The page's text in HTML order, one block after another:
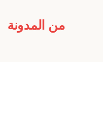
من المدونة